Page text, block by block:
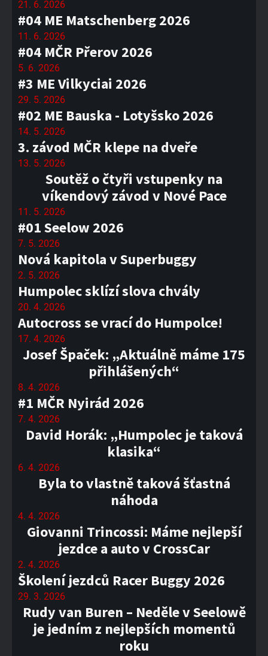
21. 6. 2026
#04 ME Matschenberg 2026
11. 6. 2026
#04 MČR Přerov 2026
5. 6. 2026
#3 ME Vilkyciai 2026
29. 5. 2026
#02 ME Bauska - Lotyšsko 2026
14. 5. 2026
3. závod MČR klepe na dveře
13. 5. 2026
Soutěž o čtyři vstupenky na
víkendový závod v Nové Pace
11. 5. 2026
#01 Seelow 2026
7. 5. 2026
Nová kapitola v Superbuggy
2. 5. 2026
Humpolec sklízí slova chvály
20. 4. 2026
Autocross se vrací do Humpolce!
17. 4. 2026
Josef Špaček: „Aktuálně máme 175
přihlášených“
8. 4. 2026
#1 MČR Nyirád 2026
7. 4. 2026
David Horák: „Humpolec je taková
klasika“
6. 4. 2026
Byla to vlastně taková šťastná
náhoda
4. 4. 2026
Giovanni Trincossi: Máme nejlepší
jezdce a auto v CrossCar
2. 4. 2026
Školení jezdců Racer Buggy 2026
29. 3. 2026
Rudy van Buren – Neděle v Seelowě
je jedním z nejlepších momentů
roku